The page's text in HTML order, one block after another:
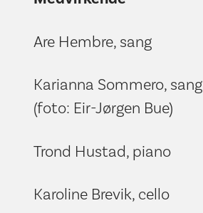
Are Hembre, sang
Karianna Sommero, sang
(foto: Eir-Jørgen Bue)
Trond Hustad, piano
Karoline Brevik, cello